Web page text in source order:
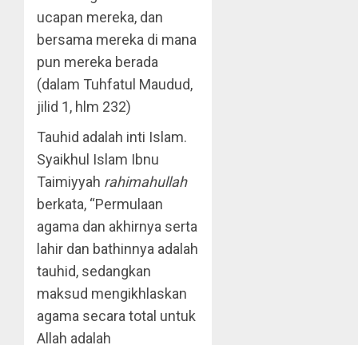
ucapan mereka, dan
bersama mereka di mana
pun mereka berada
(dalam Tuhfatul Maudud,
jilid 1, hlm 232)
Tauhid adalah inti Islam.
Syaikhul Islam Ibnu
Taimiyyah rahimahullah
berkata, “Permulaan
agama dan akhirnya serta
lahir dan bathinnya adalah
tauhid, sedangkan
maksud mengikhlaskan
agama secara total untuk
Allah adalah